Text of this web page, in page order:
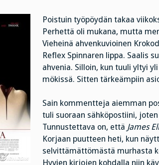
Poistuin työpöydän takaa
Perhettä oli mukana, mutta
Vieheinä ahvenkuvioinen
Reflex Spinnaren lippa. Saalis
ahvenia. Silloin, kun tuuli yltyi
mökissä. Sitten tärkeämpiin
Sain kommentteja aiemman
tuli suoraan sähköpostiini,
Tunnustettava on, että James
Korjaan puutteen heti, kun
selvittämättömästä murhasta
Hyvien kirjojen kohdalla niin